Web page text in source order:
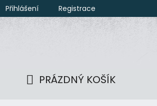
Přihlášení Registrace
PRÁZDNÝ KOŠÍK